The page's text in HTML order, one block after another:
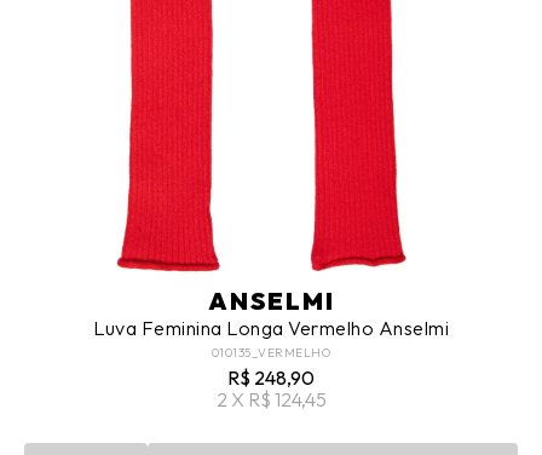
ANSELMI
Luva Feminina Longa Vermelho Anselmi
010135_VERMELHO
R$ 248,90
2 X R$ 124,45